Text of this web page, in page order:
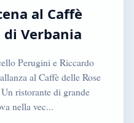
al Caffè
Verbania
Perugini e Riccardo
al Caffè delle Rose
ristorante di grande
nella vec...